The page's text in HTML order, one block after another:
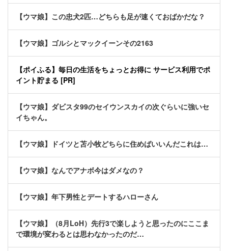
【ウマ娘】この忠犬2匹…どちらも足が速くておばかだな？
【ウマ娘】ゴルシとマックイーンその2163
【ポイふる】毎日の生活をちょっとお得に サービス利用でポ
イント貯まる [PR]
【ウマ娘】ダビスタ99のセイウンスカイの次ぐらいに強いセ
イちゃん。
【ウマ娘】ドイツと苫小牧どちらに住めばいいんだこれは…
【ウマ娘】なんでアナボ今はダメなの？
【ウマ娘】年下男性とデートするハローさん
【ウマ娘】（8月LoH）先行3で楽しようと思ったのにここま
で環境が変わるとは思わなかったのだ…